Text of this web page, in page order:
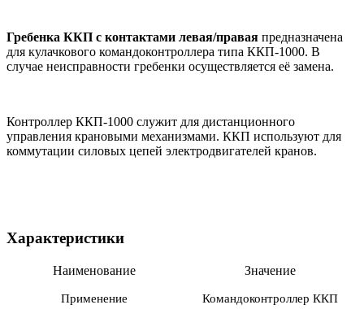
Гребенка ККП с контактами левая/правая предназначена
для кулачкового командоконтроллера типа ККП-1000. В
случае неисправности гребенки осуществляется её замена.
Контроллер ККП-1000 служит для дистанционного
управления крановыми механизмами. ККП используют для
коммутации силовых цепей электродвигателей кранов.
Характеристики
Наименование Значение
Применение Командоконтроллер ККП